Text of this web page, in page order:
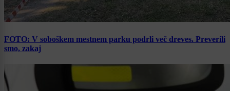
FOTO: V soboškem mestnem parku podrli več dreves. Preverili
smo, zakaj